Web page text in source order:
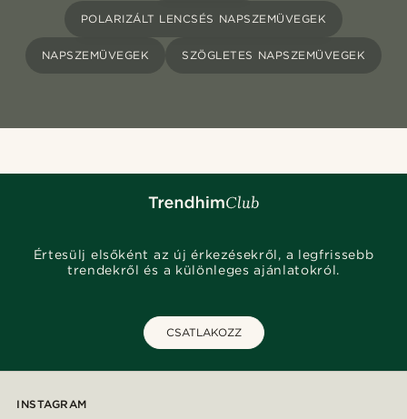
POLARIZÁLT LENCSÉS NAPSZEMÜVEGEK
NAPSZEMÜVEGEK SZÖGLETES NAPSZEMÜVEGEK
Értesülj elsőként az új érkezésekről, a legfrissebb
trendekről és a különleges ajánlatokról.
CSATLAKOZZ
INSTAGRAM